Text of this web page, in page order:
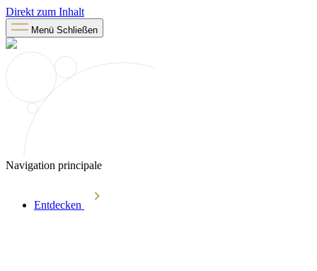
Direkt zum Inhalt
Menü Schließen
Navigation principale
Entdecken